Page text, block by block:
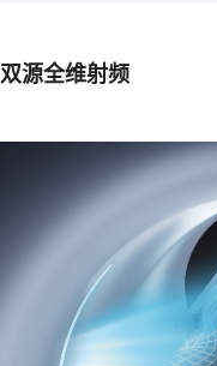
双源全维射频